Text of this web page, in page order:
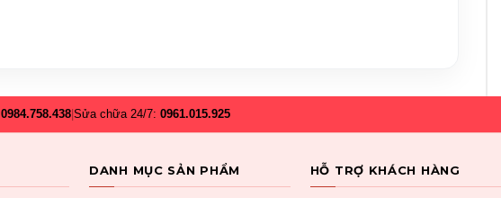
0984.758.438|Sửa chữa 24/7: 0961.015.925
DANH MỤC SẢN PHẨM HỖ TRỢ KHÁCH HÀNG